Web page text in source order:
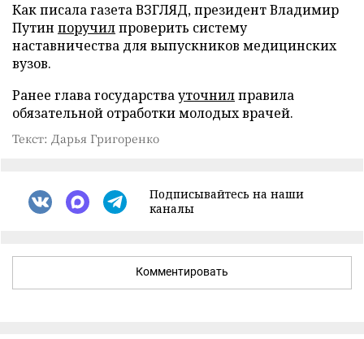
Как писала газета ВЗГЛЯД, президент Владимир
Путин поручилпроверить систему
наставничества для выпускников медицинских
вузов.
Ранее глава государствауточнилправила
обязательной отработки молодых врачей.
Текст: Дарья Григоренко
Подписывайтесь на наши
каналы
Комментировать